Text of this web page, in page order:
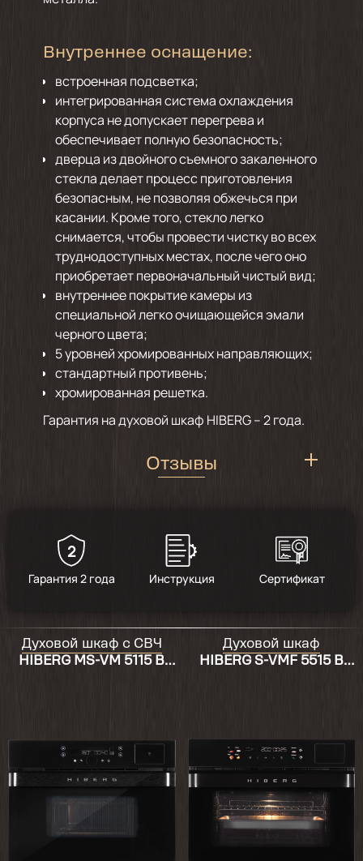
Внутреннее оснащение:
встроенная подсветка;
интегрированная система охлаждения
корпуса не допускает перегрева и
обеспечивает полную безопасность;
дверца из двойного съемного закаленного
стекла делает процесс приготовления
безопасным, не позволяя обжечься при
касании. Кроме того, стекло легко
снимается, чтобы провести чистку во всех
труднодоступных местах, после чего оно
приобретает первоначальный чистый вид;
внутреннее покрытие камеры из
специальной легко очищающейся эмали
черного цвета;
5 уровней хромированных направляющих;
стандартный противень;
хромированная решетка.
Гарантия на духовой шкаф HIBERG – 2 года.
Отзывы
установил,все работает,пока не
пользовались
Работает отлично. Выглядит достойно.
2
Гарантия 2 года Инструкция Сертификат
Духовой шкаф с СВЧ
HIBERG MS-VM 5115 B
Духовой шкаф
HIBERG S-VMF 5515 B